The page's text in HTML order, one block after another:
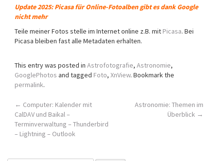
Update 2025: Picasa für Online-Fotoalben gibt es dank Google
nicht mehr
Teile meiner Fotos stelle im Internet online z.B. mit Picasa. Bei
Picasa bleiben fast alle Metadaten erhalten.
This entry was posted in Astrofotografie, Astronomie,
GooglePhotos and tagged Foto, XnView. Bookmark the
permalink.
Post
navigation
← Computer: Kalender mit
CalDAV und Baikal –
Terminverwaltung – Thunderbird
– Lightning – Outlook
Astronomie: Themen im
Überblick →